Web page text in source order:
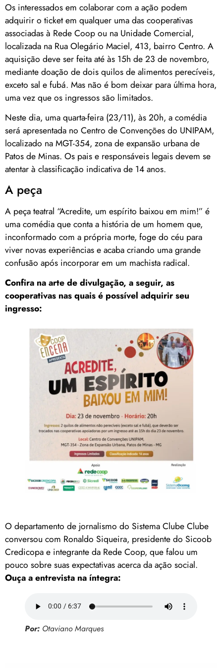
Os interessados em colaborar com a ação podem
adquirir o ticket em qualquer uma das cooperativas
associadas à Rede Coop ou na Unidade Comercial,
localizada na Rua Olegário Maciel, 413, bairro Centro. A
aquisição deve ser feita até às 15h de 23 de novembro,
mediante doação de dois quilos de alimentos perecíveis,
exceto sal e fubá. Mas não é bom deixar para última hora,
uma vez que os ingressos são limitados.
Neste dia, uma quarta-feira (23/11), às 20h, a comédia
será apresentada no Centro de Convenções do UNIPAM,
localizado na MGT-354, zona de expansão urbana de
Patos de Minas. Os pais e responsáveis legais devem se
atentar à classificação indicativa de 14 anos.
A peça
A peça teatral “Acredite, um espírito baixou em mim!” é
uma comédia que conta a história de um homem que,
inconformado com a própria morte, foge do céu para
viver novas experiências e acaba criando uma grande
confusão após incorporar em um machista radical.
Confira na arte de divulgação, a seguir, as
cooperativas nas quais é possível adquirir seu
ingresso:
O departamento de jornalismo do Sistema Clube Clube
conversou com Ronaldo Siqueira, presidente do Sicoob
Credicopa e integrante da Rede Coop, que falou um
pouco sobre suas expectativas acerca da ação social.
Ouça a entrevista na íntegra:
Por: Otaviano Marques